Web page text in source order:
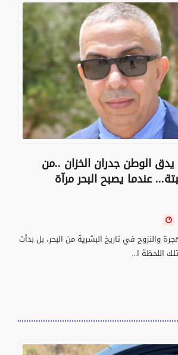
الوطن جدران الخزان ..من
عندما يصبح البحر مرآة
والنزوح في تاريخ البشرية من البحر، بل بدأت
اللحظة ا...